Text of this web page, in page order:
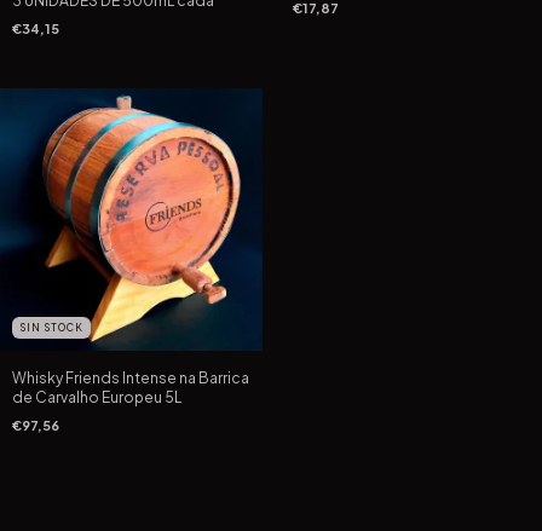
€34,15
€17,87
SIN STOCK
Whisky Friends Intense na Barrica
de Carvalho Europeu 5L
€97,56